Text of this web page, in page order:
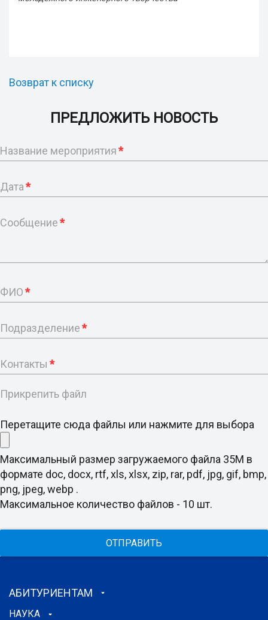
Возврат к списку
ПРЕДЛОЖИТЬ НОВОСТЬ
Название мероприятия*
Дата*
Сообщение*
ФИО*
Подразделение*
Контакты *
Прикрепить файл
Перетащите сюда файлы или нажмите для выбора
Максимальный размер загружаемого файла 35M в
формате doc, docx, rtf, xls, xlsx, zip, rar, pdf, jpg, gif, bmp,
png, jpeg, webp .
Максимальное количество файлов - 10 шт.
ОТПРАВИТЬ
АБИТУРИЕНТАМ
НАУКА